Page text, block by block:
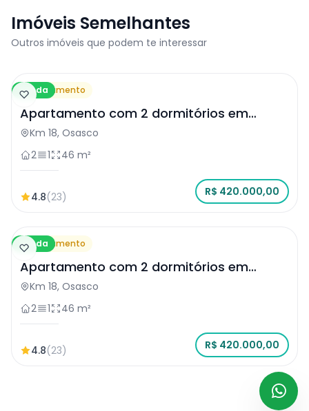
Imóveis Semelhantes
Outros imóveis que podem te interessar
Venda
Apartamento
Apartamento com 2 dormitórios em
Osasco
Km 18, Osasco
2
1 46 m²
4.8(23) R$ 420.000,00
Venda
Apartamento
Apartamento com 2 dormitórios em
Osasco
Km 18, Osasco
2
1 46 m²
4.8(23) R$ 420.000,00